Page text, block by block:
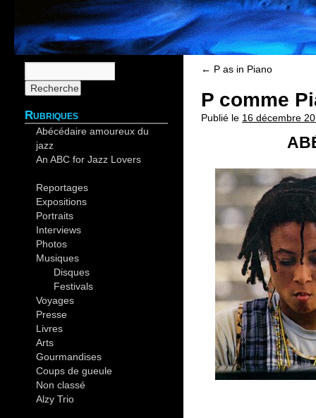
← P as in Piano
P comme
Publié le 16 décembre
Rubriques
Abécédaire amoureux du
jazz(44)
An ABC for Jazz Lovers(30)
Reportages(19)
Expositions(12)
Portraits(14)
Interviews(4)
Photos(37)
Musiques(82)
Disques
Festivals
Voyages(20)
Presse(5)
Livres(9)
Arts(6)
Gourmandises(4)
Coups de gueule(4)
Non classé(2)
Alzy Trio(12)